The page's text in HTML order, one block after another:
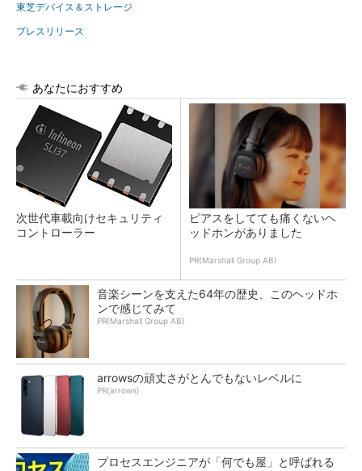
東芝デバイス＆ストレージ
プレスリリース
あなたにおすすめ
次世代車載向けセキュリティ
コントローラー
ピアスをしてても痛くないヘ
ッドホンがありました
PR(Marshall Group AB)
音楽シーンを支えた64年の歴史、このヘッドホ
ンで感じてみて
PR(Marshall Group AB)
arrowsの頑丈さがとんでもないレベルに
PR(arrows)
プロセスエンジニアが「何でも屋」と呼ばれる